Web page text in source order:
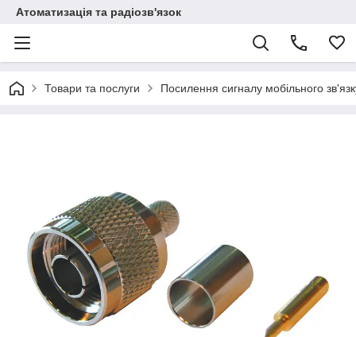
Атоматизація та радіозв'язок
Товари та послуги Посилення сигналу мобільного